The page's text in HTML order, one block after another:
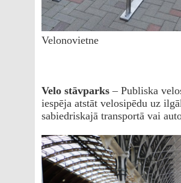
Velonovietne
Velo stāvparks– Publiska
iespēja atstāt velosipēdu uz
sabiedriskajā transportā vai